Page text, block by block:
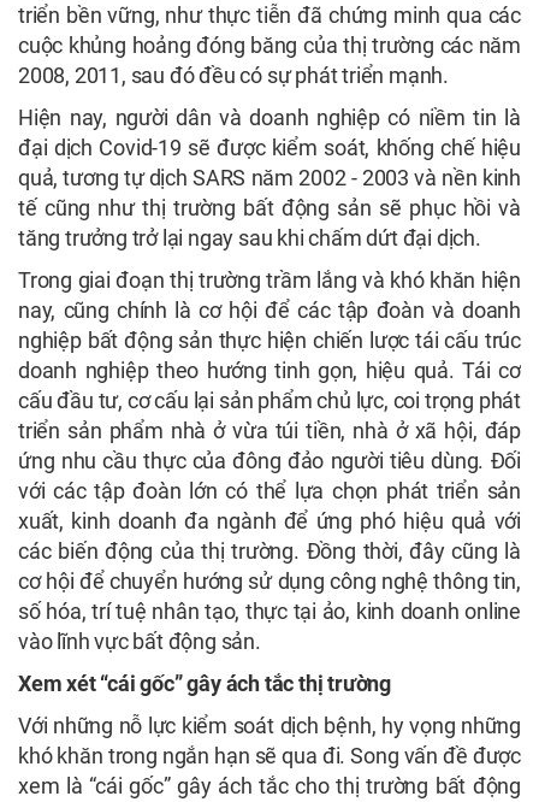
triển bền vững, như thực tiễn đã chứng minh qua các
cuộc khủng hoảng đóng băng của thị trường các năm
2008, 2011, sau đó đều có sự phát triển mạnh.
Hiện nay, người dân và doanh nghiệp có niềm tin là
đại dịch Covid-19 sẽ được kiểm soát, khống chế hiệu
quả, tương tự dịch SARS năm 2002 - 2003 và nền kinh
tế cũng như thị trường bất động sản sẽ phục hồi và
tăng trưởng trở lại ngay sau khi chấm dứt đại dịch.
Trong giai đoạn thị trường trầm lắng và khó khăn hiện
nay, cũng chính là cơ hội để các tập đoàn và doanh
nghiệp bất động sản thực hiện chiến lược tái cấu trúc
doanh nghiệp theo hướng tinh gọn, hiệu quả. Tái cơ
cấu đầu tư, cơ cấu lại sản phẩm chủ lực, coi trọng phát
triển sản phẩm nhà ở vừa túi tiền, nhà ở xã hội, đáp
ứng nhu cầu thực của đông đảo người tiêu dùng. Đối
với các tập đoàn lớn có thể lựa chọn phát triển sản
xuất, kinh doanh đa ngành để ứng phó hiệu quả với
các biến động của thị trường. Đồng thời, đây cũng là
cơ hội để chuyển hướng sử dụng công nghệ thông tin,
số hóa, trí tuệ nhân tạo, thực tại ảo, kinh doanh online
vào lĩnh vực bất động sản.
Xem xét “cái gốc” gây ách tắc thị trường
Với những nỗ lực kiểm soát dịch bệnh, hy vọng những
khó khăn trong ngắn hạn sẽ qua đi. Song vấn đề được
xem là “cái gốc” gây ách tắc cho thị trường bất động